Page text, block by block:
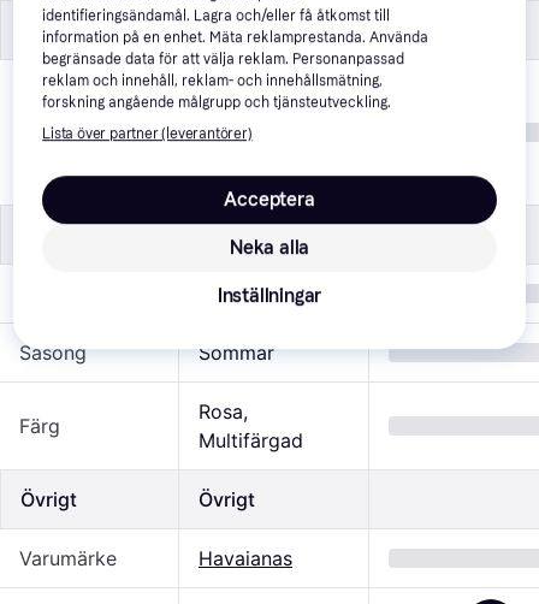
Storlek Storlek
Storlek (EU)
22, 33, 23, 34,
24, 35, 25, 26,
27, 28, 29, 30,
31, 32
Specifikationer
Flicka
Säsong Sommar
Färg
Rosa,
Multifärgad
Övrigt Övrigt
Varumärke Havaianas
identifieringsändamål. Lagra och/eller få åtkomst till
information på en enhet. Mäta reklamprestanda. Använda
begränsade data för att välja reklam. Personanpassad
reklam och innehåll, reklam- och innehållsmätning,
forskning angående målgrupp och tjänsteutveckling.
Lista över partner (leverantörer)
Neka alla
Acceptera
Inställningar